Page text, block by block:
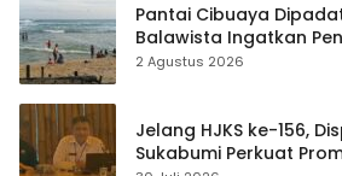
Pantai Cibuaya
Balawista Ingatkan
Waspada
2 Agustus 2026
Jelang HJKS ke-156,
Sukabumi Perkuat